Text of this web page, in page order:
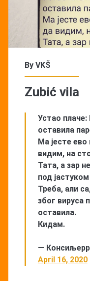
By VKŠ
Zubić vila
Устао плаче:
оставила
Ма јесте
видим, на
Тата, а зар
под
Треба, али
због вируса
оставила.
Кидам.
—
April 16, 2020